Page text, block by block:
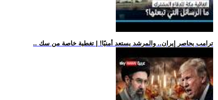
.. ترامب يحاصر إيران.. والمرشد يستعد أمنيًا! | تغطية خاصة من سك